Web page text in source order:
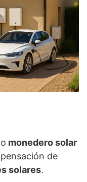
o monedero solar
de
solares.